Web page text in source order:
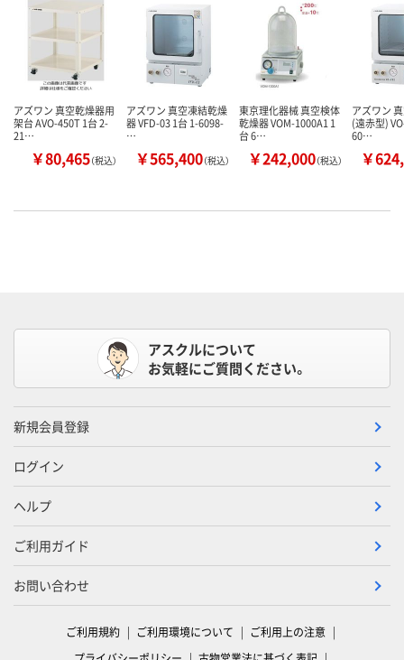
アズワン 真空乾燥器用
架台 AVO-450T 1台 2-
21…
￥80,465（税込）
アズワン 真空凍結乾燥
器 VFD-03 1台 1-6098-
…
￥565,400（税込）
東京理化器械 真空検体
乾燥器 VOM-1000A1 1
台 6…
￥242,000（税込）
アズワン
(遠赤型)
60…
￥
アスクルについて
お気軽にご質問ください。
新規会員登録
ログイン
ヘルプ
ご利用ガイド
お問い合わせ
ご利用規約 ご利用環境について
ご利用上の注意